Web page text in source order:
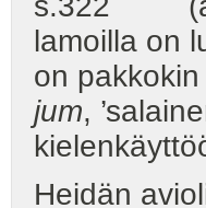
lamoilla on
on
jum,
Heidän